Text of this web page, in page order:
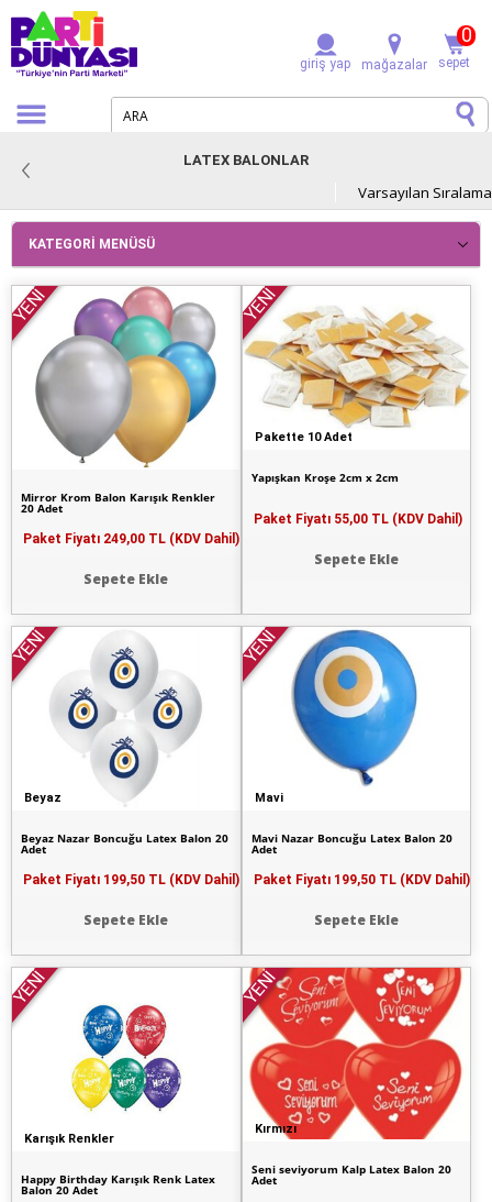
giriş yap mağazalar sepet
0
LATEX BALONLAR
KATEGORI MENÜSÜ
YENİ
Mirror Krom Balon Karışık Renkler
20 Adet
Paket Fiyatı 249,00 TL (KDV Dahil)
Sepete Ekle
Pakette 10 Adet
YENİ
Yapışkan Kroşe 2cm x 2cm
Paket Fiyatı 55,00 TL (KDV Dahil)
Sepete Ekle
Beyaz
YENİ
Beyaz Nazar Boncuğu Latex Balon 20
Adet
Paket Fiyatı 199,50 TL (KDV Dahil)
Sepete Ekle
Mavi
YENİ
Mavi Nazar Boncuğu Latex Balon 20
Adet
Paket Fiyatı 199,50 TL (KDV Dahil)
Sepete Ekle
Karışık Renkler
YENİ
Happy Birthday Karışık Renk Latex
Balon 20 Adet
Kırmızı
YENİ
Seni seviyorum Kalp Latex Balon 20
Adet